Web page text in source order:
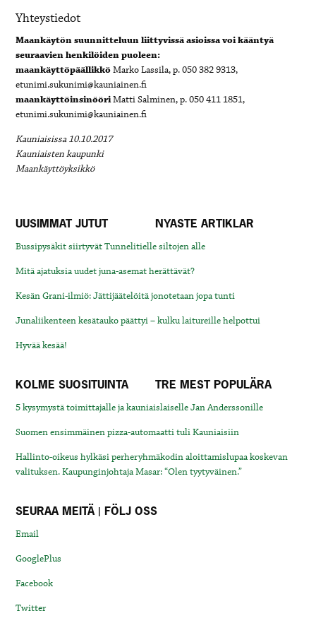
Yhteystiedot
Maankäytön suunnitteluun liittyvissä asioissa voi kääntyä
seuraavien henkilöiden puoleen:
maankäyttöpäällikköMarko Lassila, p. 050 382 9313,
etunimi.sukunimi@kauniainen.fi
maankäyttöinsinööriMatti Salminen, p. 050 411 1851,
etunimi.sukunimi@kauniainen.fi
Kauniaisissa 10.10.2017
Kauniaisten kaupunki
Maankäyttöyksikkö
UUSIMMAT JUTUT NYASTE ARTIKLAR
Bussipysäkit siirtyvät Tunnelitielle siltojen alle
Mitä ajatuksia uudet juna-asemat herättävät?
Kesän Grani-ilmiö: Jättijäätelöitä jonotetaan jopa tunti
Junaliikenteen kesätauko päättyi – kulku laitureille helpottui
Hyvää kesää!
KOLME SUOSITUINTA TRE MEST POPULÄRA
5 kysymystä toimittajalle ja kauniaislaiselle Jan Anderssonille
Suomen ensimmäinen pizza-automaatti tuli Kauniaisiin
Hallinto-oikeus hylkäsi perheryhmäkodin aloittamislupaa koskevan
valituksen. Kaupunginjohtaja Masar: “Olen tyytyväinen.”
SEURAA MEITÄ | FÖLJ OSS
Email
GooglePlus
Facebook
Twitter